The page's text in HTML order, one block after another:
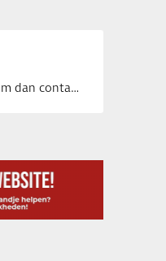
Uw vacature voor 4 weken op www.pakkracht.biz? Neem dan contact op met Yannick van …